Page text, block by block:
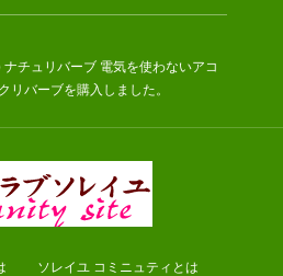
チュリバーブ 電気を使わないアコ
リバーブを購入しました。
ソレイユ コミニュティとは